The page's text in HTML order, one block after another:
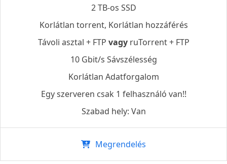
2 TB-os SSD
Korlátlan torrent, Korlátlan hozzáférés
Távoli asztal + FTP vagyruTorrent + FTP
10 Gbit/s Sávszélesség
Korlátlan Adatforgalom
Egy szerveren csak 1 felhasználó van!!
Szabad hely: Van
Megrendelés